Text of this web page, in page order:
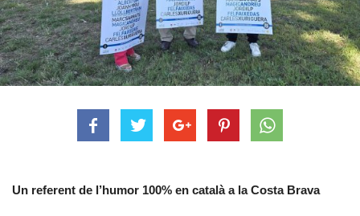
Un referent de l’humor 100% en català a la Costa Brava